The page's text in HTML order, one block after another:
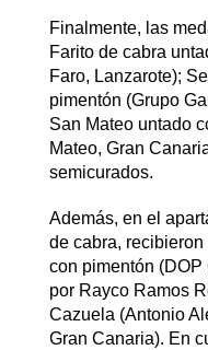
Finalmente, las
Farito de cabra
Faro, Lanzarote);
pimentón (Grupo
San Mateo untado
Mateo, Gran
semicurados.
Además, en el
de cabra,
con pimentón
por Rayco Ramos
Cazuela (Antonio
Gran Canaria). En